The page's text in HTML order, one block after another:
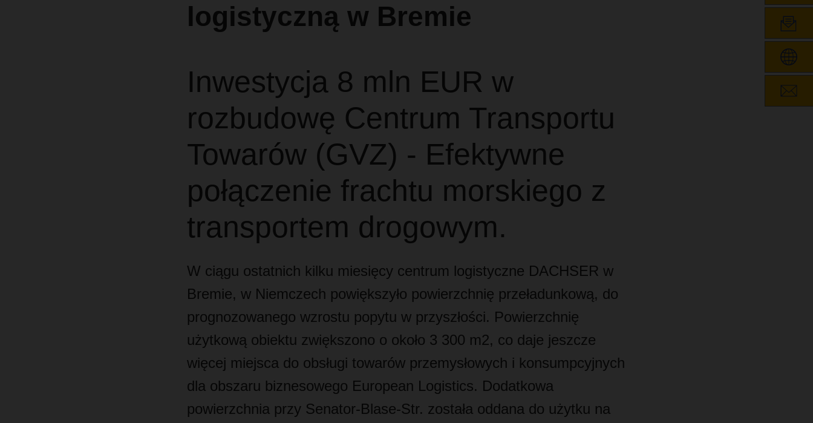
logistyczną w Bremie
Inwestycja 8 mln EUR w
rozbudowę Centrum Transportu
Towarów (GVZ) - Efektywne
połączenie frachtu morskiego z
transportem drogowym.
W ciągu ostatnich kilku miesięcy centrum logistyczne DACHSER w
Bremie, w Niemczech powiększyło powierzchnię przeładunkową, do
prognozowanego wzrostu popytu w przyszłości. Powierzchnię
użytkową obiektu zwiększono o około 3 300 m2, co daje jeszcze
więcej miejsca do obsługi towarów przemysłowych i konsumpcyjnych
dla obszaru biznesowego European Logistics. Dodatkowa
powierzchnia przy Senator-Blase-Str. została oddana do użytku na